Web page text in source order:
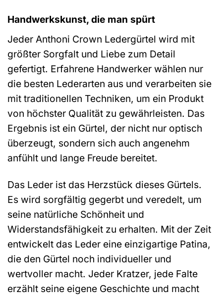
Handwerkskunst, die man spürt
Jeder Anthoni Crown Ledergürtel wird mit
größter Sorgfalt und Liebe zum Detail
gefertigt. Erfahrene Handwerker wählen nur
die besten Lederarten aus und verarbeiten sie
mit traditionellen Techniken, um ein Produkt
von höchster Qualität zu gewährleisten. Das
Ergebnis ist ein Gürtel, der nicht nur optisch
überzeugt, sondern sich auch angenehm
anfühlt und lange Freude bereitet.
Das Leder ist das Herzstück dieses Gürtels.
Es wird sorgfältig gegerbt und veredelt, um
seine natürliche Schönheit und
Widerstandsfähigkeit zu erhalten. Mit der Zeit
entwickelt das Leder eine einzigartige Patina,
die den Gürtel noch individueller und
wertvoller macht. Jeder Kratzer, jede Falte
erzählt seine eigene Geschichte und macht